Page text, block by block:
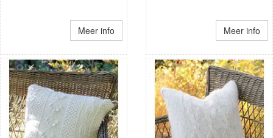
Meer info Meer info